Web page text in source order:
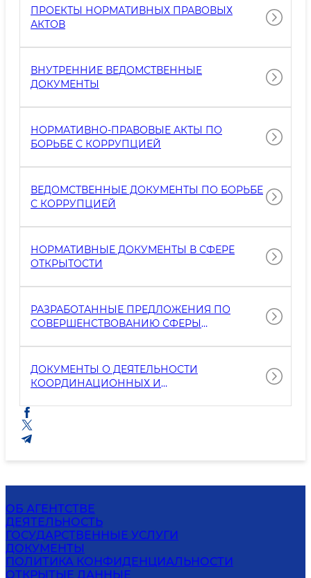
ПРОЕКТЫ НОРМАТИВНЫХ ПРАВОВЫХ
АКТОВ
ВНУТРЕННИЕ ВЕДОМСТВЕННЫЕ
ДОКУМЕНТЫ
НОРМАТИВНО-ПРАВОВЫЕ АКТЫ ПО
БОРЬБЕ С КОРРУПЦИЕЙ
ВЕДОМСТВЕННЫЕ ДОКУМЕНТЫ ПО БОРЬБЕ
С КОРРУПЦИЕЙ
НОРМАТИВНЫЕ ДОКУМЕНТЫ В СФЕРЕ
OТКРЫТОСТИ
РАЗРАБОТАННЫЕ ПРЕДЛОЖЕНИЯ ПО
СОВЕРШЕНСТВОВАНИЮ СФЕРЫ
ДОКУМЕНТЫ О ДЕЯТЕЛЬНОСТИ
КООРДИНАЦИОННЫХ И
ОБ АГЕНТСТВЕ
ДЕЯТЕЛЬНОСТЬ
ГОСУДАРСТВЕННЫЕ УСЛУГИ
ДОКУМЕНТЫ
ПОЛИТИКА КОНФИДЕНЦИАЛЬНОСТИ
ОТКРЫТЫЕ ДАННЫЕ